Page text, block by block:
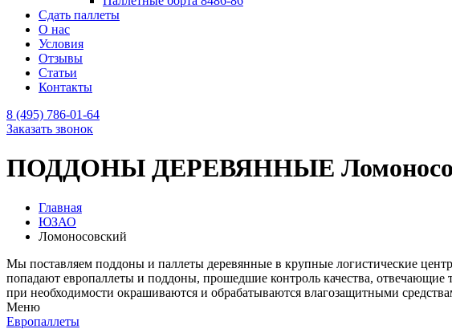
Сдать паллеты
О нас
Условия
Отзывы
Статьи
Контакты
8 (495) 786-01-64
Заказать звонок
ПОДДОНЫ ДЕРЕВЯННЫЕ
Главная
ЮЗАО
Ломоносовский
Мы поставляем поддоны и паллеты деревянные в крупные логистические
попадают европаллеты и поддоны, прошедшие контроль качества,
при необходимости окрашиваются и обрабатываются влагозащитными
Меню
Европаллеты